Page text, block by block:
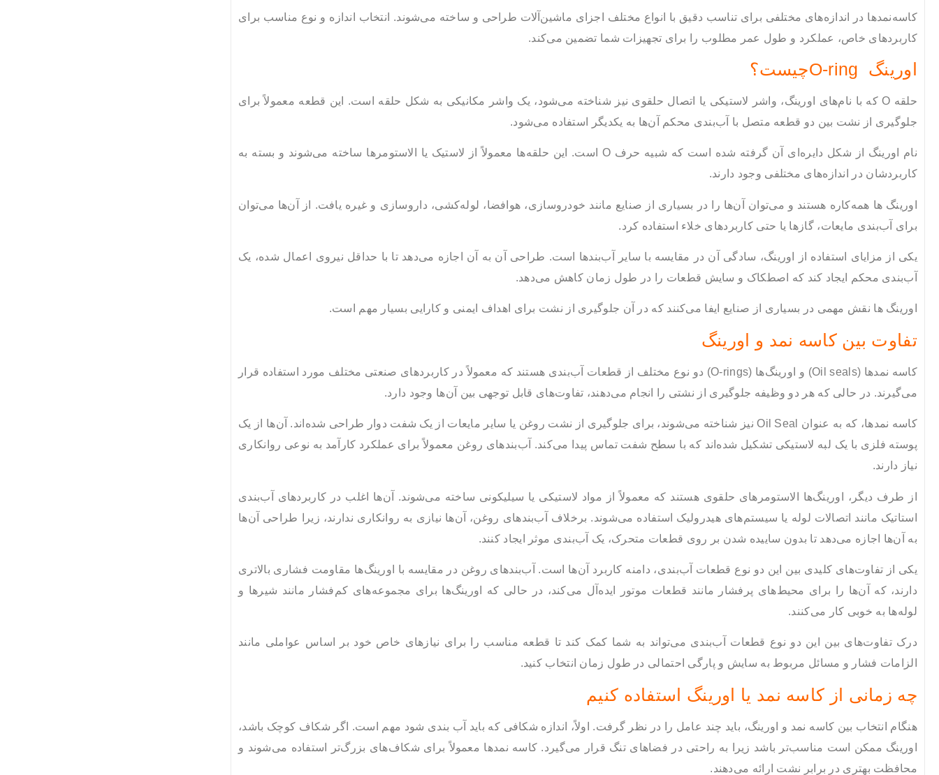
کاسه‌نمدها در اندازه‌های مختلفی برای تناسب دقیق با انواع مختلف اجزای ماشین‌آلات طراحی و ساخته می‌شوند. انتخاب اندازه و نوع مناسب برای
کاربردهای خاص، عملکرد و طول عمر مطلوب را برای تجهیزات شما تضمین می‌کند.
اورینگ O-ringچیست؟
حلقه O که با نام‌های اورینگ، واشر لاستیکی یا اتصال حلقوی نیز شناخته می‌شود، یک واشر مکانیکی به شکل حلقه است. این قطعه معمولاً برای
جلوگیری از نشت بین دو قطعه متصل با آب‌بندی محکم آن‌ها به یکدیگر استفاده می‌شود.
نام اورینگ از شکل دایره‌ای آن گرفته شده است که شبیه حرف O است. این حلقه‌ها معمولاً از لاستیک یا الاستومرها ساخته می‌شوند و بسته به
کاربردشان در اندازه‌های مختلفی وجود دارند.
اورینگ ها همه‌کاره هستند و می‌توان آن‌ها را در بسیاری از صنایع مانند خودروسازی، هوافضا، لوله‌کشی، داروسازی و غیره یافت. از آن‌ها می‌توان
برای آب‌بندی مایعات، گازها یا حتی کاربردهای خلاء استفاده کرد.
یکی از مزایای استفاده از اورینگ، سادگی آن در مقایسه با سایر آب‌بندها است. طراحی آن به آن اجازه می‌دهد تا با حداقل نیروی اعمال شده، یک
آب‌بندی محکم ایجاد کند که اصطکاک و سایش قطعات را در طول زمان کاهش می‌دهد.
اورینگ ها نقش مهمی در بسیاری از صنایع ایفا می‌کنند که در آن جلوگیری از نشت برای اهداف ایمنی و کارایی بسیار مهم است.
تفاوت بین کاسه نمد و اورینگ
کاسه نمدها (Oil seals) و اورینگ‌ها (O-rings) دو نوع مختلف از قطعات آب‌بندی هستند که معمولاً در کاربردهای صنعتی مختلف مورد استفاده قرار
می‌گیرند. در حالی که هر دو وظیفه جلوگیری از نشتی را انجام می‌دهند، تفاوت‌های قابل توجهی بین آن‌ها وجود دارد.
کاسه نمدها، که به عنوان Oil Seal نیز شناخته می‌شوند، برای جلوگیری از نشت روغن یا سایر مایعات از یک شفت دوار طراحی شده‌اند. آن‌ها از یک
پوسته فلزی با یک لبه لاستیکی تشکیل شده‌اند که با سطح شفت تماس پیدا می‌کند. آب‌بندهای روغن معمولاً برای عملکرد کارآمد به نوعی روانکاری
نیاز دارند.
از طرف دیگر، اورینگ‌ها الاستومرهای حلقوی هستند که معمولاً از مواد لاستیکی یا سیلیکونی ساخته می‌شوند. آن‌ها اغلب در کاربردهای آب‌بندی
استاتیک مانند اتصالات لوله یا سیستم‌های هیدرولیک استفاده می‌شوند. برخلاف آب‌بندهای روغن، آن‌ها نیازی به روانکاری ندارند، زیرا طراحی آن‌ها
به آن‌ها اجازه می‌دهد تا بدون ساییده شدن بر روی قطعات متحرک، یک آب‌بندی موثر ایجاد کنند.
یکی از تفاوت‌های کلیدی بین این دو نوع قطعات آب‌بندی، دامنه کاربرد آن‌ها است. آب‌بندهای روغن در مقایسه با اورینگ‌ها مقاومت فشاری بالاتری
دارند، که آن‌ها را برای محیط‌های پرفشار مانند قطعات موتور ایده‌آل می‌کند، در حالی که اورینگ‌ها برای مجموعه‌های کم‌فشار مانند شیرها و
لوله‌ها به خوبی کار می‌کنند.
درک تفاوت‌های بین این دو نوع قطعات آب‌بندی می‌تواند به شما کمک کند تا قطعه مناسب را برای نیازهای خاص خود بر اساس عواملی مانند
الزامات فشار و مسائل مربوط به سایش و پارگی احتمالی در طول زمان انتخاب کنید.
چه زمانی از کاسه نمد یا اورینگ استفاده کنیم
هنگام انتخاب بین کاسه نمد و اورینگ، باید چند عامل را در نظر گرفت. اولاً، اندازه شکافی که باید آب بندی شود مهم است. اگر شکاف کوچک باشد،
اورینگ ممکن است مناسب‌تر باشد زیرا به راحتی در فضاهای تنگ قرار می‌گیرد. کاسه نمدها معمولاً برای شکاف‌های بزرگ‌تر استفاده می‌شوند و
محافظت بهتری در برابر نشت ارائه می‌دهند.